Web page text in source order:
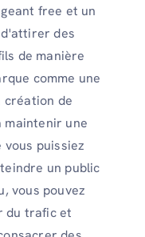
free et un
des
de manière
comme une
création de
maintenir une
puissiez
un public
vous pouvez
du trafic et